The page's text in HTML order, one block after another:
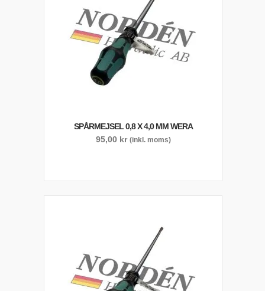
SPÅRMEJSEL 0,8 X 4,0 MM WERA
95,00 kr (inkl. moms)